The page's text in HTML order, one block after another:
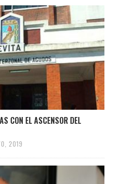
CON EL ASCENSOR DEL
2019